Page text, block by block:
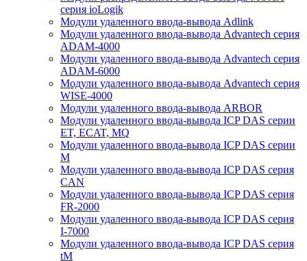
серия ioLogik
Модули удаленного ввода-вывода Adlink
Модули удаленного ввода-вывода Advantech серия
ADAM-4000
Модули удаленного ввода-вывода Advantech серия
ADAM-6000
Модули удаленного ввода-вывода Advantech серия
WISE-4000
Модули удаленного ввода-вывода ARBOR
Модули удаленного ввода-вывода ICP DAS серии
ET, ECAT, MQ
Модули удаленного ввода-вывода ICP DAS серии
M
Модули удаленного ввода-вывода ICP DAS серия
CAN
Модули удаленного ввода-вывода ICP DAS серия
FR-2000
Модули удаленного ввода-вывода ICP DAS серия
I-7000
Модули удаленного ввода-вывода ICP DAS серия
tM